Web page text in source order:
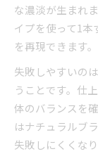
な濃淡が生まれ
イプを使って1
を再現できます。
失敗しやすいの
うことです。仕
体のバランスを
はナチュラルブ
失敗しにくくなり